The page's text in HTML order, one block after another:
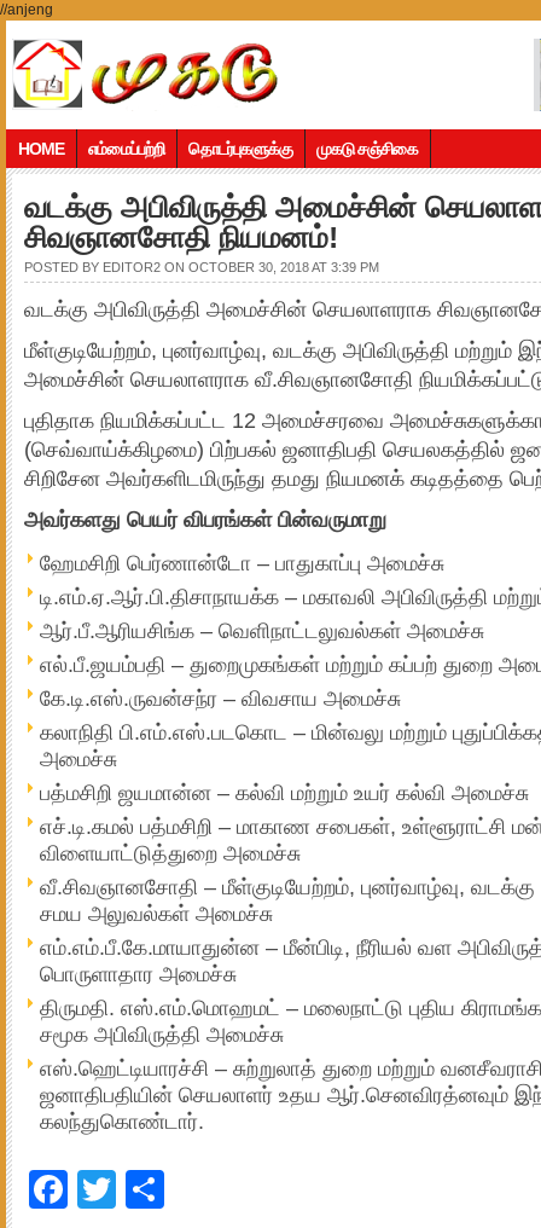
//anjeng
HOME எம்மைப்பற்றி தொடர்புகளுக்கு முகடு சஞ்சிகை
வடக்கு அபிவிருத்தி அமைச்சின்
சிவஞானசோதி நியமனம்!
POSTED BY EDITOR2 ON OCTOBER 30, 2018 AT 3:39 PM
வடக்கு அபிவிருத்தி அமைச்சின் செயலாளராக
மீள்குடியேற்றம், புனர்வாழ்வு, வடக்கு அபிவிருத்தி
அமைச்சின் செயலாளராக வீ.சிவஞானசோதி
புதிதாக நியமிக்கப்பட்ட 12 அமைச்சரவை
(செவ்வாய்க்கிழமை) பிற்பகல் ஜனாதிபதி செயலகத்தில்
சிறிசேன அவர்களிடமிருந்து தமது நியமனக் கடிதத்தை
அவர்களது பெயர் விபரங்கள் பின்வருமாறு
ஹேமசிறி பெர்ணான்டோ – பாதுகாப்பு அமைச்சு
டி.எம்.ஏ.ஆர்.பி.திசாநாயக்க – மகாவலி அபிவிருத்தி
ஆர்.பீ.ஆரியசிங்க – வெளிநாட்டலுவல்கள் அமைச்சு
எல்.பீ.ஜயம்பதி – துறைமுகங்கள் மற்றும் கப்பற் துறை
கே.டி.எஸ்.ருவன்சந்ர – விவசாய அமைச்சு
கலாநிதி பி.எம்.எஸ்.படகொட – மின்வலு மற்றும்
அமைச்சு
பத்மசிறி ஜயமான்ன – கல்வி மற்றும் உயர் கல்வி அமைச்சு
எச்.டி.கமல் பத்மசிறி – மாகாண சபைகள், உள்ளூராட்சி
விளையாட்டுத்துறை அமைச்சு
வீ.சிவஞானசோதி – மீள்குடியேற்றம், புனர்வாழ்வு, வடக்கு
சமய அலுவல்கள் அமைச்சு
எம்.எம்.பீ.கே.மாயாதுன்ன – மீன்பிடி, நீரியல் வள
பொருளாதார அமைச்சு
திருமதி. எஸ்.எம்.மொஹமட் – மலைநாட்டு புதிய
சமூக அபிவிருத்தி அமைச்சு
எஸ்.ஹெட்டியாரச்சி – சுற்றுலாத் துறை மற்றும்
ஜனாதிபதியின் செயலாளர் உதய ஆர்.செனவிரத்னவும்
கலந்துகொண்டார்.
Facebook
Twitter